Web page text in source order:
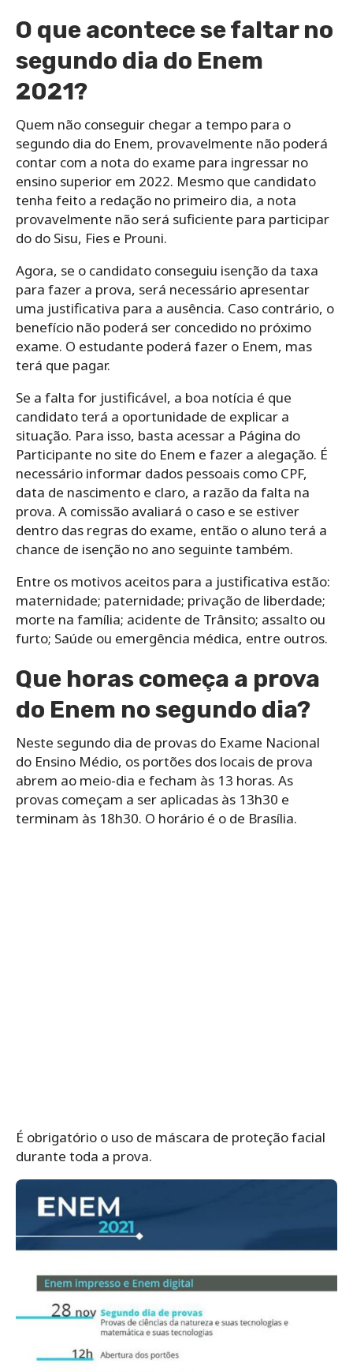
O que acontece se faltar no
segundo dia do Enem
2021?
Quem não conseguir chegar a tempo para o
segundo dia do Enem, provavelmente não poderá
contar com a nota do exame para ingressar no
ensino superior em 2022. Mesmo que candidato
tenha feito a redação no primeiro dia, a nota
provavelmente não será suficiente para participar
do do Sisu, Fies e Prouni.
Agora, se o candidato conseguiu isenção da taxa
para fazer a prova, será necessário apresentar
uma justificativa para a ausência. Caso contrário, o
benefício não poderá ser concedido no próximo
exame. O estudante poderá fazer o Enem, mas
terá que pagar.
Se a falta for justificável, a boa notícia é que
candidato terá a oportunidade de explicar a
situação. Para isso, basta acessar a Página do
Participante no site do Enem e fazer a alegação. É
necessário informar dados pessoais como CPF,
data de nascimento e claro, a razão da falta na
prova. A comissão avaliará o caso e se estiver
dentro das regras do exame, então o aluno terá a
chance de isenção no ano seguinte também.
Entre os motivos aceitos para a justificativa estão:
maternidade; paternidade; privação de liberdade;
morte na família; acidente de Trânsito; assalto ou
furto; Saúde ou emergência médica, entre outros.
Que horas começa a prova
do Enem no segundo dia?
Neste segundo dia de provas do Exame Nacional
do Ensino Médio, os portões dos locais de prova
abrem ao meio-dia e fecham às 13 horas. As
provas começam a ser aplicadas às 13h30 e
terminam às 18h30. O horário é o de Brasília.
É obrigatório o uso de máscara de proteção facial
durante toda a prova.